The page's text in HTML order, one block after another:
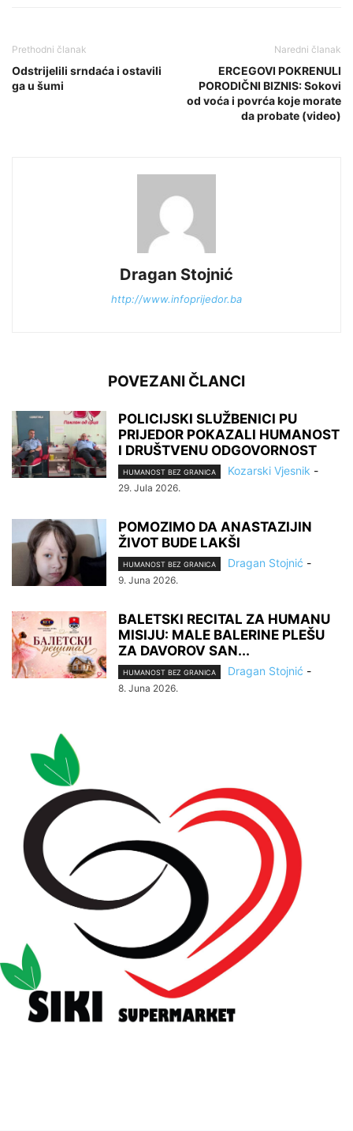
Prethodni članak
Odstrijelili srndaća i ostavili
ga u šumi
Naredni članak
ERCEGOVI POKRENULI
PORODIČNI BIZNIS: Sokovi
od voća i povrća koje morate
da probate (video)
Dragan Stojnić
http://www.infoprijedor.ba
POVEZANI ČLANCI
POLICIJSKI SLUŽBENICI PU
PRIJEDOR POKAZALI HUMANOST
I DRUŠTVENU ODGOVORNOST
HUMANOST BEZ GRANICA Kozarski Vjesnik -
29. Jula 2026.
POMOZIMO DA ANASTAZIJIN
ŽIVOT BUDE LAKŠI
HUMANOST BEZ GRANICA Dragan Stojnić -
9. Juna 2026.
BALETSKI RECITAL ZA HUMANU
MISIJU: MALE BALERINE PLEŠU
ZA DAVOROV SAN...
HUMANOST BEZ GRANICA Dragan Stojnić -
8. Juna 2026.